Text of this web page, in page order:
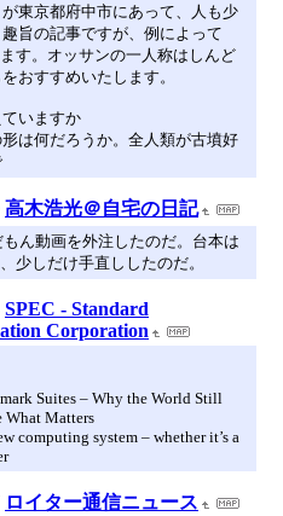
東京都府中市にあって、人も少
旨の記事ですが、例によって
す。オッサンの一人称はしんど
おすすめいたします。
ていますか
は何だろうか。全人類が古墳好
高木浩光＠自宅の日記
ん動画を外注したのだ。台本は
少しだけ手直ししたのだ。
SPEC - Standard
Corporation
Suites – Why the World Still
What Matters
computing system – whether it’s a
ロイター通信ニュース